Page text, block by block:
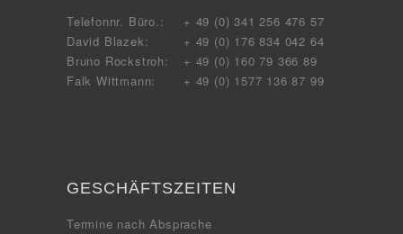
Telefonnr. Büro.:
David Blazek:
Bruno Rockstroh:
Falk Wittmann:
+ 49 (0) 341 256 476 57
+ 49 (0) 176 834 042 64
+ 49 (0) 160 79 366 89
+ 49 (0) 1577 136 87 99
GESCHÄFTSZEITEN
Termine nach Absprache